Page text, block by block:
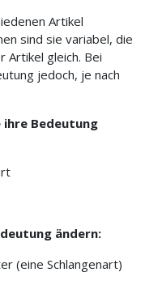
Artikel
sind sie variabel, die
gleich. Bei
jedoch, je nach
Bedeutung
ändern:
(eine Schlangenart)